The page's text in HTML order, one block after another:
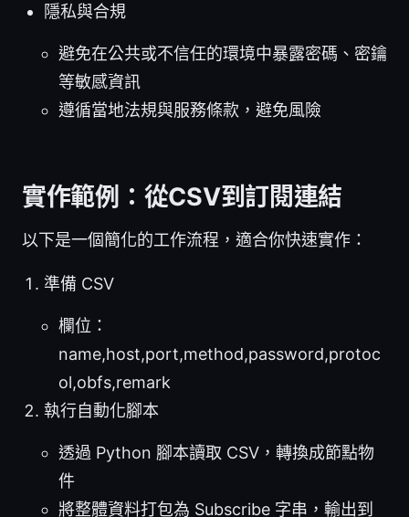
隱私與合規
避免在公共或不信任的環境中暴露密碼、密鑰
等敏感資訊
遵循當地法規與服務條款，避免風險
實作範例：從CSV到訂閱連結
以下是一個簡化的工作流程，適合你快速實作：
準備 CSV
欄位：
name,host,port,method,password,protoc
ol,obfs,remark
執行自動化腳本
透過 Python 腳本讀取 CSV，轉換成節點物
件
將整體資料打包為 Subscribe 字串，輸出到